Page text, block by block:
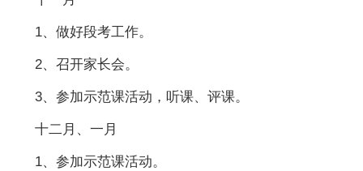
1、做好段考工作。
2、召开家长会。
3、参加示范课活动，听课、评课。
十二月、一月
1、参加示范课活动。